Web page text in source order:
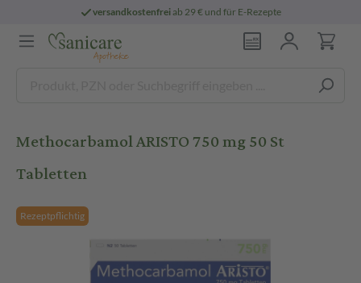
versandkostenfreiab 29 € und für E-Rezepte
Methocarbamol ARISTO 750 mg 50 St
Tabletten
Rezeptpflichtig